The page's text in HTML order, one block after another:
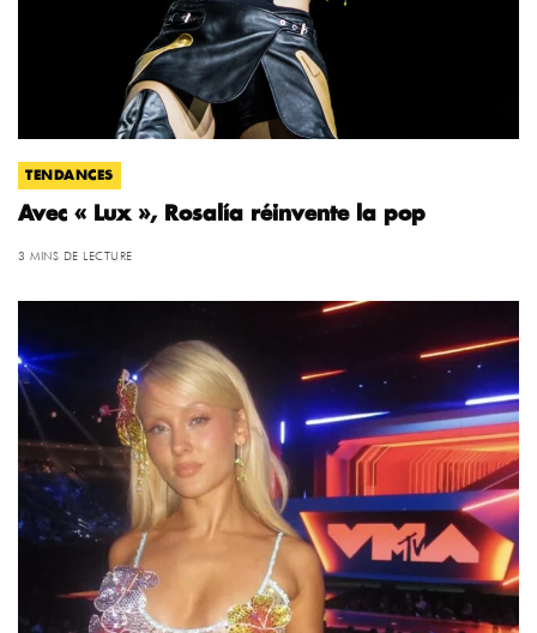
TENDANCES
Avec « Lux », Rosalía réinvente la pop
3 MINS DE LECTURE